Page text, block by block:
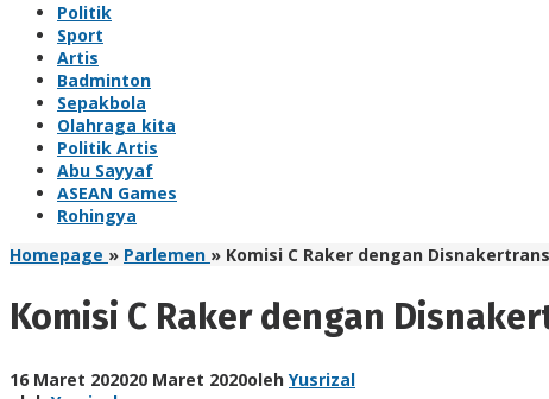
Politik
Sport
Artis
Badminton
Sepakbola
Olahraga kita
Politik Artis
Abu Sayyaf
ASEAN Games
Rohingya
Homepage » Parlemen » Komisi C Raker dengan
Komisi C Raker dengan
16 Maret 202020 Maret 2020oleh Yusrizal